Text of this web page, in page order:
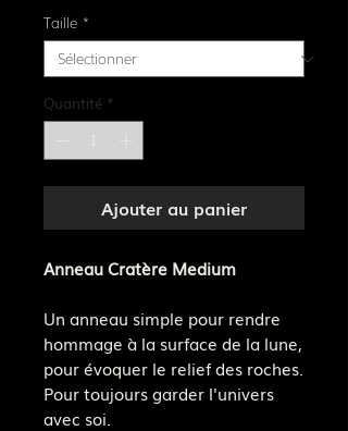
Taille *
Quantité *
Ajouter au panier
Anneau Cratère Medium
Un anneau simple pour rendre
hommage à la surface de la lune,
pour évoquer le relief des roches.
Pour toujours garder l'univers
avec soi.